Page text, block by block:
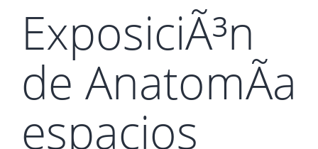
ExposiciÃ³n
de AnatomÃ­a
espacios